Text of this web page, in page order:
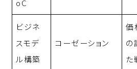
oC
ビジネ
スモデ
ル構築
コーゼーション
価
の
た